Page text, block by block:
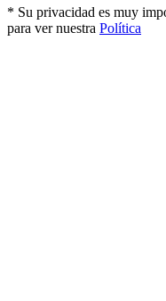
* Su privacidad es muy
para ver nuestra Política